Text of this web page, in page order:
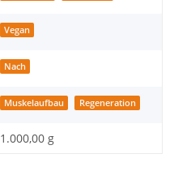
Vegan
Nach
Muskelaufbau Regeneration
1.000,00 g